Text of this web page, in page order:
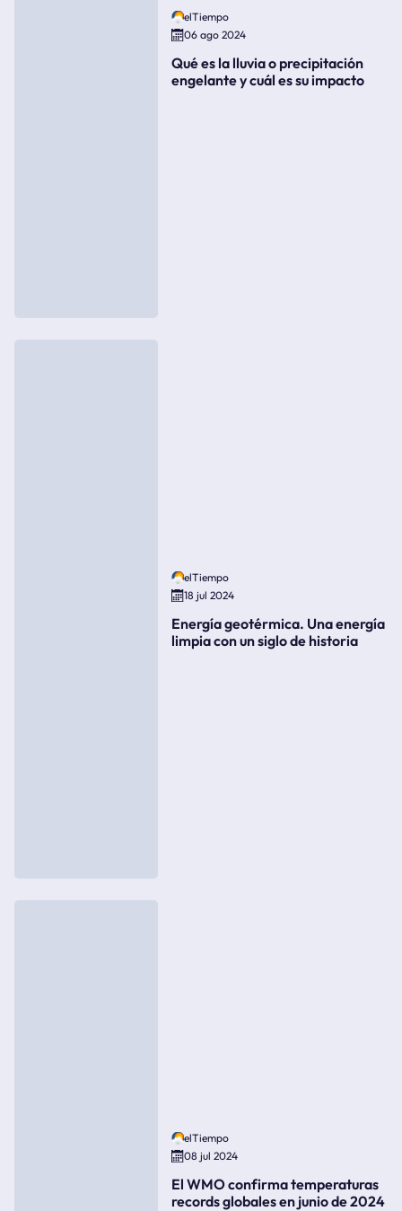
elTiempo
06 ago 2024
Qué es la lluvia o precipitación
engelante y cuál es su impacto
elTiempo
18 jul 2024
Energía geotérmica. Una energía
limpia con un siglo de historia
elTiempo
08 jul 2024
El WMO confirma temperaturas
records globales en junio de 2024